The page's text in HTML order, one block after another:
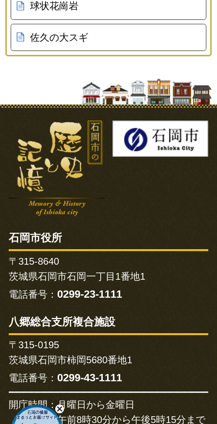
球状花崗岩
佐久の大スギ
石岡市の歴史と記憶
石岡市役所
〒315-8640
茨城県石岡市石岡一丁目1番地1
電話番号： 0299-23-1111
八郷総合支所複合施設
〒315-0195
茨城県石岡市柿岡5680番地1
電話番号： 0299-43-1111
開庁時間：月曜日から金曜日
午前8時30分から午後5時15分まで